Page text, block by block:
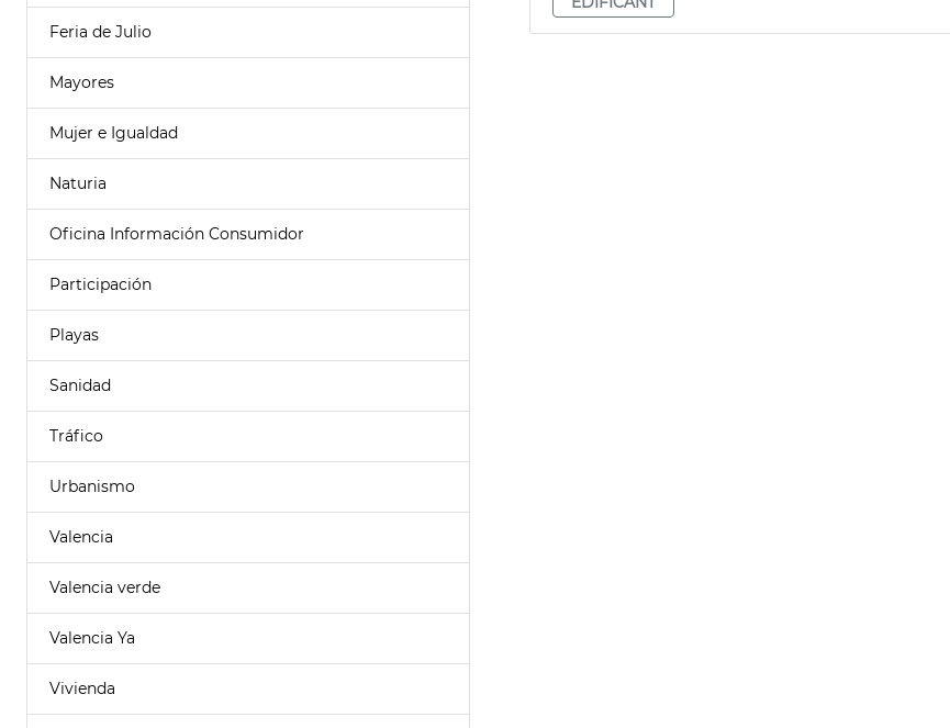
Feria de Julio
Mayores
Mujer e Igualdad
Naturia
Oficina Información Consumidor
Participación
Playas
Sanidad
Tráfico
Urbanismo
Valencia
Valencia verde
Valencia Ya
Vivienda